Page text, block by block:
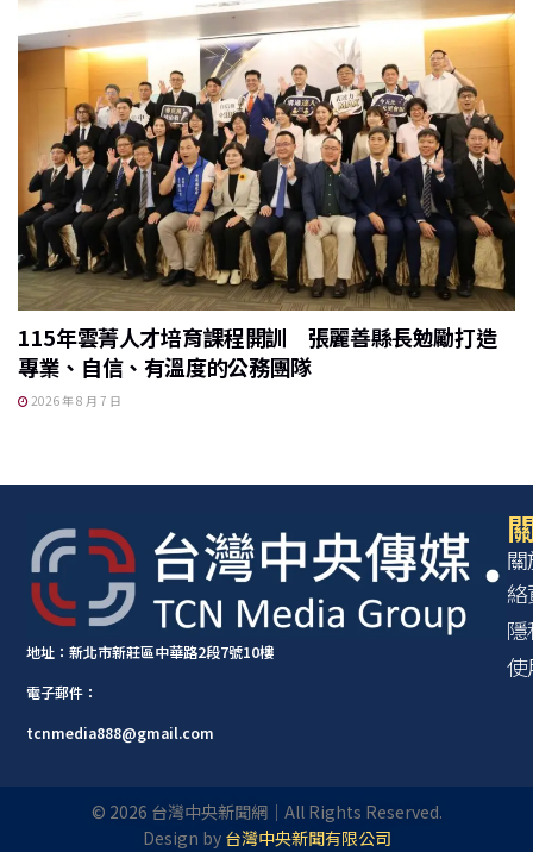
115年雲菁人才培育課程開訓 張麗善縣長勉勵打造
專業、自信、有溫度的公務團隊
2026 年 8 月 7 日
地址：新北市新莊區中華路2段7號10樓
電子郵件：
tcnmedia888@gmail.com
© 2026 台灣中央新聞網｜All Rights Reserved.
Design by 台灣中央新聞有限公司